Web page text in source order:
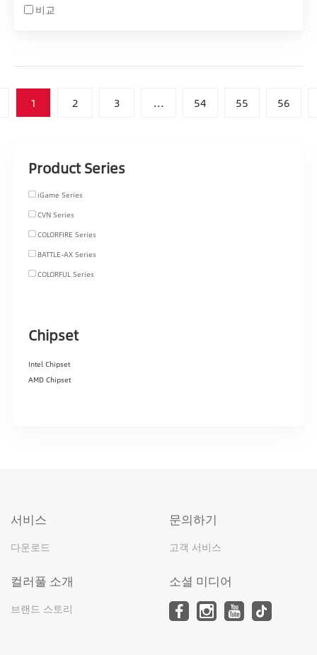
비교
1 2 3 ... 54 55 56
Product Series
iGame Series
CVN Series
COLORFIRE Series
BATTLE-AX Series
COLORFUL Series
Chipset
Intel Chipset
AMD Chipset
서비스
다운로드
문의하기
고객 서비스
컬러풀 소개
브랜드 스토리
소셜 미디어